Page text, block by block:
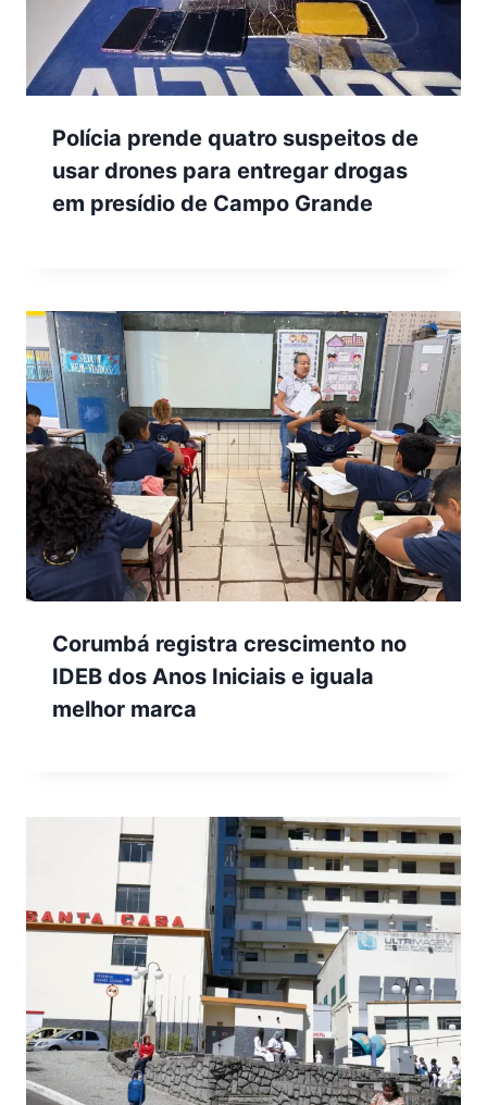
Polícia prende quatro suspeitos de
usar drones para entregar drogas
em presídio de Campo Grande
Corumbá registra crescimento no
IDEB dos Anos Iniciais e iguala
melhor marca